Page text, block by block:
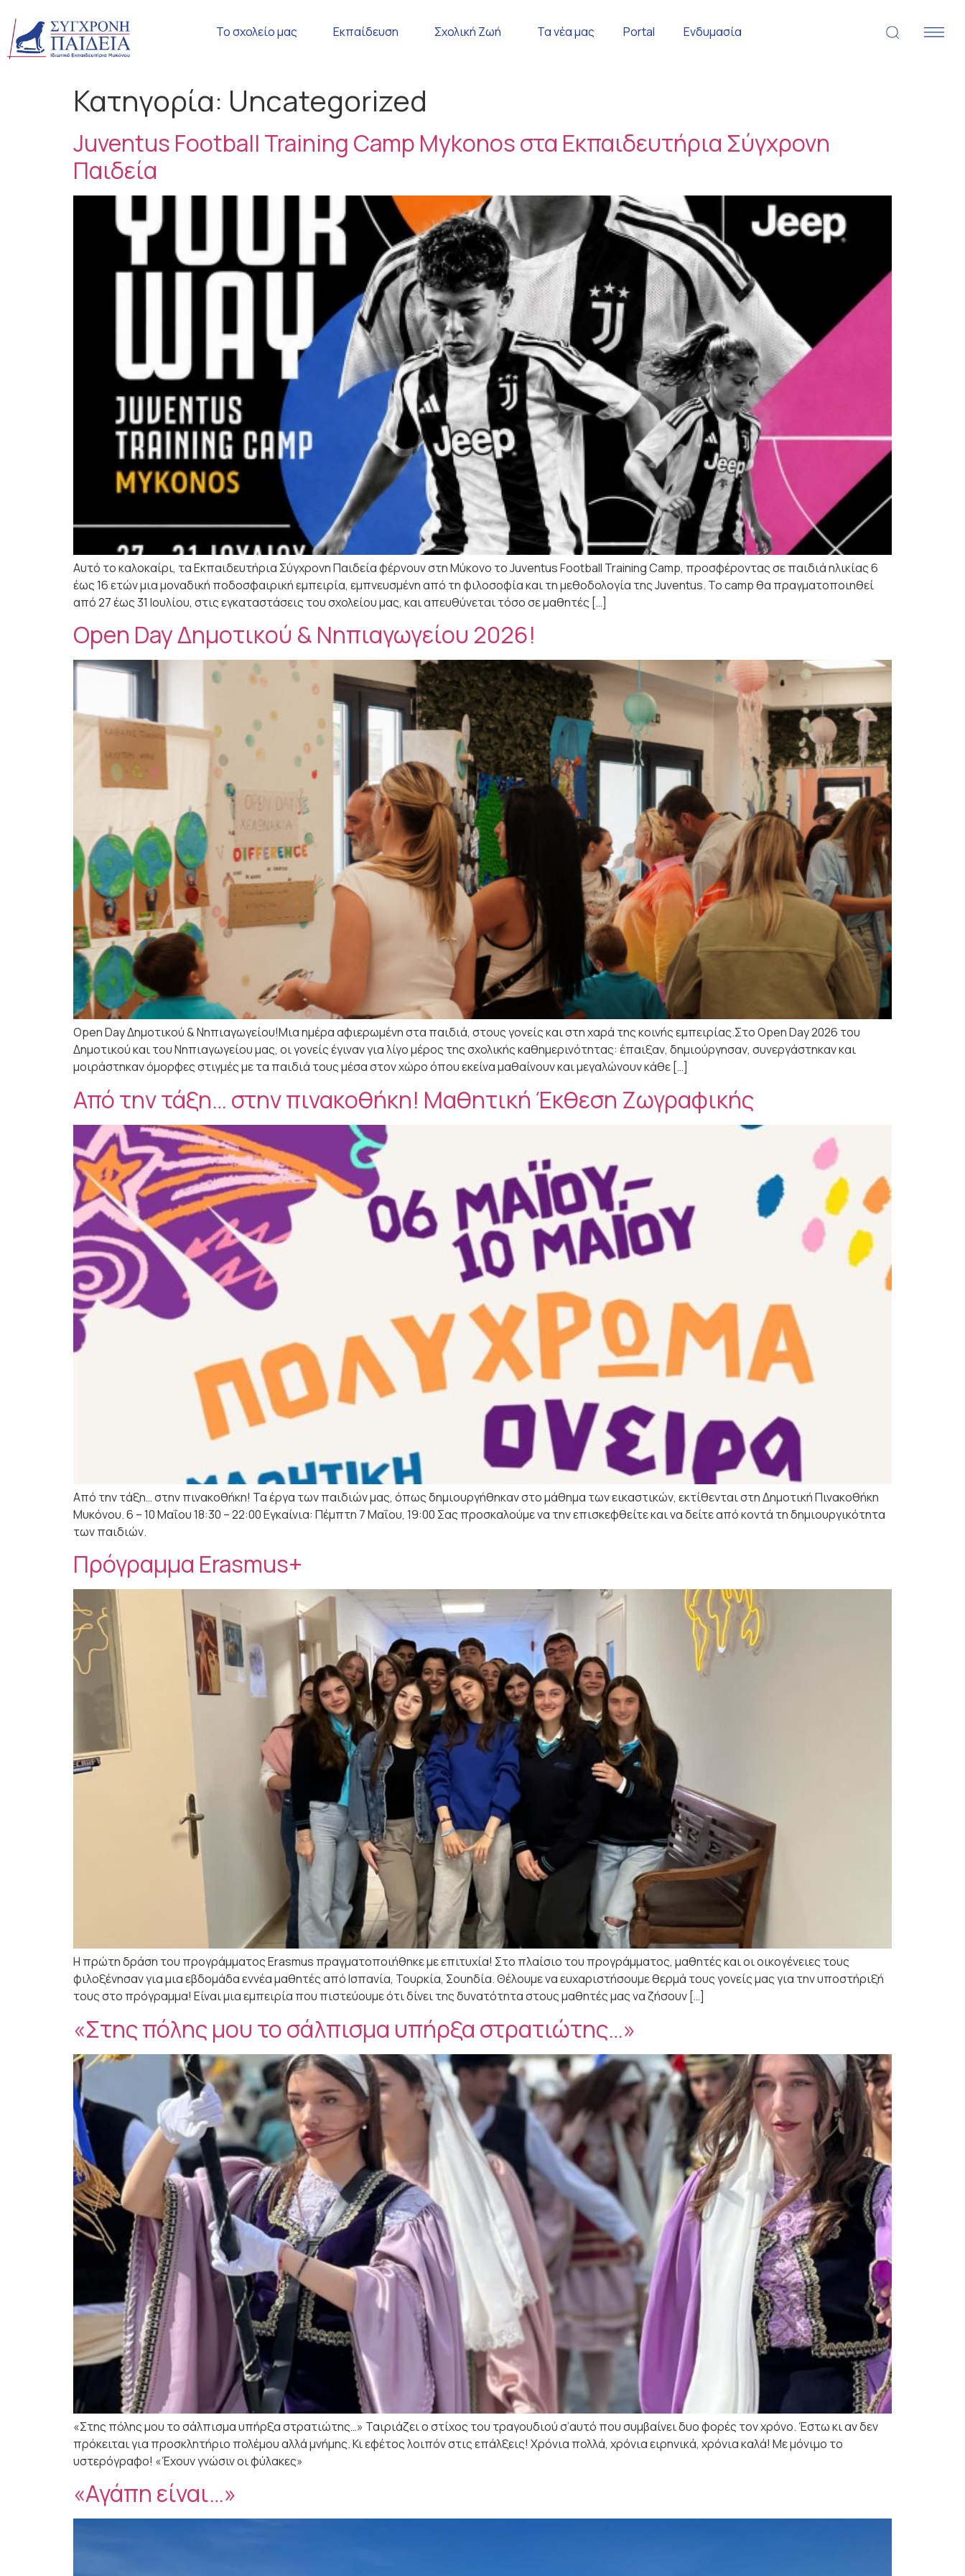
Το σχολείο μας Εκπαίδευση Σχολική Ζωή Τα νέα μας Portal Ενδυμασία
Κατηγορία: Uncategorized
Juventus Football Training Camp Mykonos στα Εκπαιδευτήρια Σύγχρονη
Παιδεία
Αυτό το καλοκαίρι, τα Εκπαιδευτήρια Σύγχρονη Παιδεία φέρνουν στη Μύκονο το Juventus Football Training Camp, προσφέροντας σε παιδιά ηλικίας 6
έως 16 ετών μια μοναδική ποδοσφαιρική εμπειρία, εμπνευσμένη από τη φιλοσοφία και τη μεθοδολογία της Juventus. Το camp θα πραγματοποιηθεί
από 27 έως 31 Ιουλίου, στις εγκαταστάσεις του σχολείου μας, και απευθύνεται τόσο σε μαθητές […]
Open Day Δημοτικού & Νηπιαγωγείου 2026!
Open Day Δημοτικού & Νηπιαγωγείου!Μια ημέρα αφιερωμένη στα παιδιά, στους γονείς και στη χαρά της κοινής εμπειρίας.Στο Open Day 2026 του
Δημοτικού και του Νηπιαγωγείου μας, οι γονείς έγιναν για λίγο μέρος της σχολικής καθημερινότητας: έπαιξαν, δημιούργησαν, συνεργάστηκαν και
μοιράστηκαν όμορφες στιγμές με τα παιδιά τους μέσα στον χώρο όπου εκείνα μαθαίνουν και μεγαλώνουν κάθε […]
Από την τάξη… στην πινακοθήκη! Μαθητική Έκθεση Ζωγραφικής
Από την τάξη… στην πινακοθήκη! Τα έργα των παιδιών μας, όπως δημιουργήθηκαν στο μάθημα των εικαστικών, εκτίθενται στη Δημοτική Πινακοθήκη
Μυκόνου. 6 – 10 Μαΐου 18:30 – 22:00 Εγκαίνια: Πέμπτη 7 Μαΐου, 19:00 Σας προσκαλούμε να την επισκεφθείτε και να δείτε από κοντά τη δημιουργικότητα
των παιδιών.
Πρόγραμμα Erasmus+
Η πρώτη δράση του προγράμματος Erasmus πραγματοποιήθηκε με επιτυχία! Στο πλαίσιο του προγράμματος, μαθητές και οι οικογένειες τους
φιλοξένησαν για μια εβδομάδα εννέα μαθητές από Ισπανία, Τουρκία, Σουηδία. Θέλουμε να ευχαριστήσουμε θερμά τους γονείς μας για την υποστήριξή
τους στο πρόγραμμα! Είναι μια εμπειρία που πιστεύουμε ότι δίνει της δυνατότητα στους μαθητές μας να ζήσουν […]
«Στης πόλης μου το σάλπισμα υπήρξα στρατιώτης…»
«Στης πόλης μου το σάλπισμα υπήρξα στρατιώτης…» Ταιριάζει ο στίχος του τραγουδιού σ’αυτό που συμβαίνει δυο φορές τον χρόνο. Έστω κι αν δεν
πρόκειται για προσκλητήριο πολέμου αλλά μνήμης. Κι εφέτος λοιπόν στις επάλξεις! Χρόνια πολλά, χρόνια ειρηνικά, χρόνια καλά! Με μόνιμο το
υστερόγραφο! «Έχουν γνώσιν οι φύλακες»
«Αγάπη είναι…»